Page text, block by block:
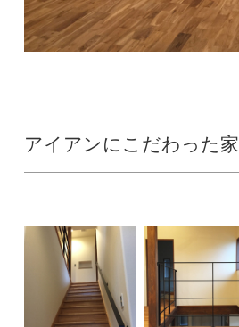
アイアンにこだわった家